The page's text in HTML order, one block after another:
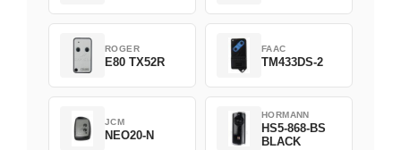
ROGER
E80 TX52R
FAAC
TM433DS-2
JCM
NEO20-N
HORMANN
HS5-868-BS
BLACK